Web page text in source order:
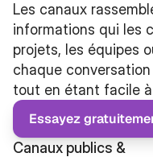
Les canaux
informations qui les
projets, les équipes
chaque
tout en étant facile
Essayez
Canaux publics &